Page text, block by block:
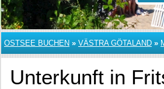
OSTSEE BUCHEN » VÄSTRA GÖTALAND »
Unterkunft in